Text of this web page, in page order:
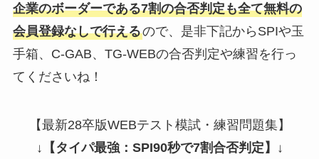
企業のボーダーである7割の合否判定も全て無料の
会員登録なしで行えるので、是非下記からSPIや玉
手箱、C-GAB、TG-WEBの合否判定や練習を行っ
てくださいね！
【最新28卒版WEBテスト模試・練習問題集】
↓ 【タイパ最強：SPI90秒で7割合否判定】 ↓